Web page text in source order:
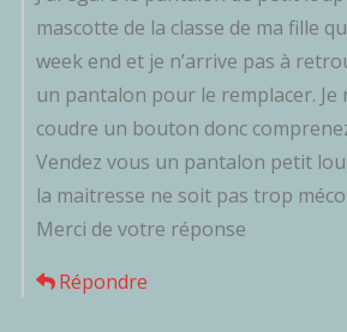
mascotte de la classe de ma fille
week end et je n’arrive pas à
un pantalon pour le remplacer. Je
coudre un bouton donc
Vendez vous un pantalon petit
la maitresse ne soit pas trop
Merci de votre réponse
Répondre